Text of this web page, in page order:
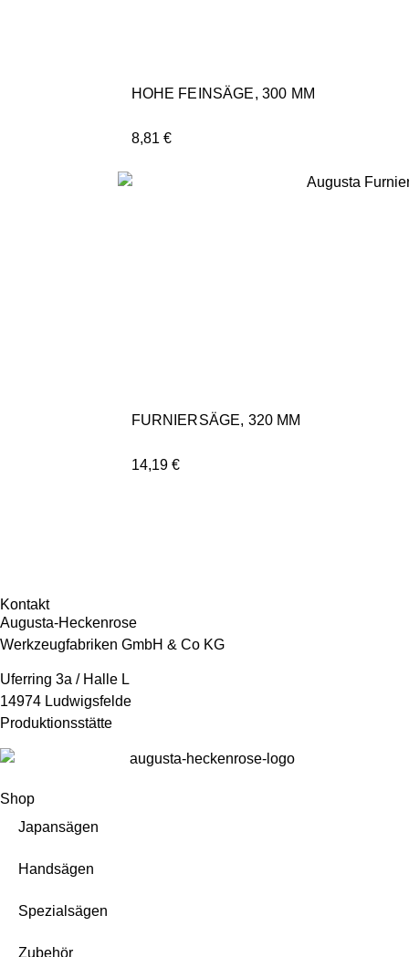
HOHE FEINSÄGE, 300 MM
8,81 €
FURNIERSÄGE, 320 MM
14,19 €
Kontakt
Augusta-Heckenrose
Werkzeugfabriken GmbH & Co KG
Uferring 3a / Halle L
14974 Ludwigsfelde
Produktionsstätte
Shop
Japansägen
Handsägen
Spezialsägen
Zubehör